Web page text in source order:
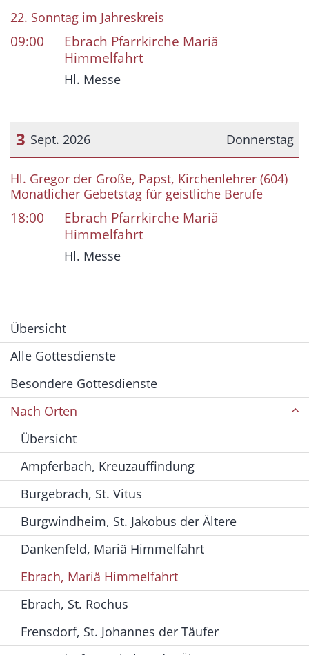
Datum: 30. August 2026
22. Sonntag im Jahreskreis
09:00
Ebrach Pfarrkirche Mariä
Himmelfahrt
Hl. Messe
Donnerstag
3 Sept. 2026
Datum: 3. September 2026
Hl. Gregor der Große, Papst, Kirchenlehrer (604)
Monatlicher Gebetstag für geistliche Berufe
18:00
Ebrach Pfarrkirche Mariä
Himmelfahrt
Hl. Messe
Übersicht
Alle Gottesdienste
Besondere Gottesdienste
Nach Orten
Übersicht
Ampferbach, Kreuzauffindung
Burgebrach, St. Vitus
Burgwindheim, St. Jakobus der Ältere
Dankenfeld, Mariä Himmelfahrt
Ebrach, Mariä Himmelfahrt
Ebrach, St. Rochus
Frensdorf, St. Johannes der Täufer